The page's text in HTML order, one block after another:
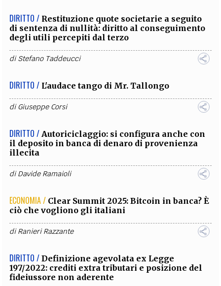
DIRITTO / Restituzione quote societarie a seguito
di sentenza di nullità: diritto al conseguimento
degli utili percepiti dal terzo
diStefano Taddeucci
DIRITTO / L'audace tango di Mr. Tallongo
diGiuseppe Corsi
DIRITTO / Autoriciclaggio: si configura anche con
il deposito in banca di denaro di provenienza
illecita
diDavide Ramaioli
ECONOMIA / Clear Summit 2025: Bitcoin in banca? È
ciò che vogliono gli italiani
diRanieri Razzante
DIRITTO / Definizione agevolata ex Legge
197/2022: crediti extra tributari e posizione del
fideiussore non aderente